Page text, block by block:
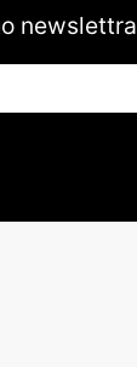
newslettra